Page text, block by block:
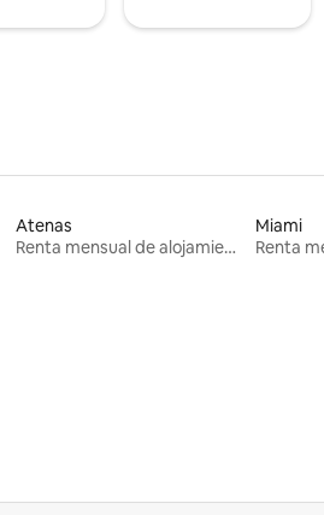
Atenas
Renta mensual de alojamientos
Miami